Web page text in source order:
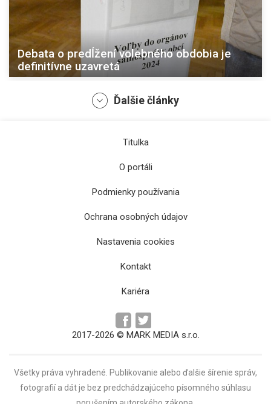
Debata o predĺžení volebného obdobia je
definitívne uzavretá
Víťazstvo hnutia ANO by mohlo posilniť
česko-slovenské vzťahy
Ďalšie články
Titulka
O portáli
Podmienky používania
Ochrana osobných údajov
Nastavenia cookies
Kontakt
Kariéra
2017-2026 © MARK MEDIA s.r.o.
Všetky práva vyhradené. Publikovanie alebo ďalšie šírenie správ,
fotografií a dát je bez predchádzajúceho písomného súhlasu